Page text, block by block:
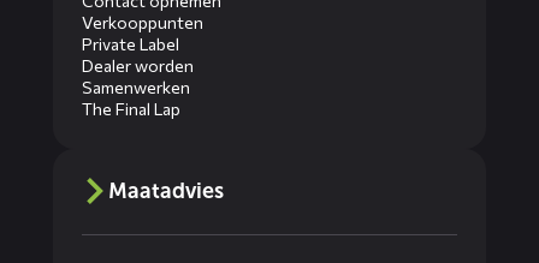
Verkooppunten
Private Label
Dealer worden
Samenwerken
The Final Lap
Maatadvies